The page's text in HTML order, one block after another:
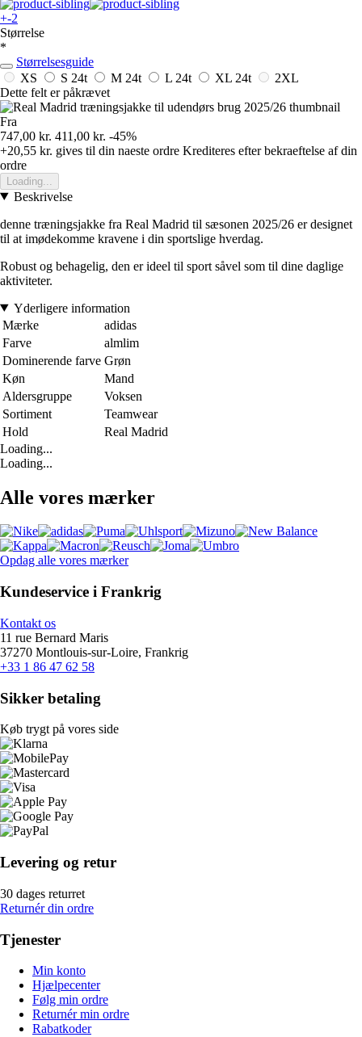
+-2
Størrelse
*
Størrelsesguide
XS
S 24t M 24t L 24t XL 24t
2XL
Dette felt er påkrævet
Fra
747,00 kr. 411,00 kr. -45%
+20,55 kr. gives til din naeste ordre Krediteres efter bekraeftelse af din
ordre
Loading...
Beskrivelse
denne træningsjakke fra Real Madrid til sæsonen 2025/26 er designet
til at imødekomme kravene i din sportslige hverdag.
Robust og behagelig, den er ideel til sport såvel som til dine daglige
aktiviteter.
Yderligere information
Mærke
adidas
Farve
almlim
Dominerende farve Grøn
Køn
Mand
Aldersgruppe
Voksen
Sortiment
Teamwear
Hold
Real Madrid
Loading...
Loading...
Alle vores mærker
Opdag alle vores mærker
Kundeservice i Frankrig
Kontakt os
11 rue Bernard Maris
37270 Montlouis-sur-Loire, Frankrig
+33 1 86 47 62 58
Sikker betaling
Køb trygt på vores side
Levering og retur
30 dages returret
Returnér din ordre
Tjenester
Min konto
Hjælpecenter
Følg min ordre
Returnér min ordre
Rabatkoder